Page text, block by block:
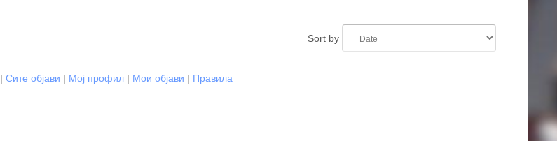
Sort by
| Сите објави | Мој профил | Мои објави | Правила